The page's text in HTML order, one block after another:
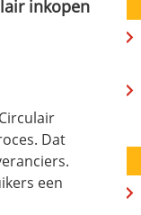
inkopen
Dat
een